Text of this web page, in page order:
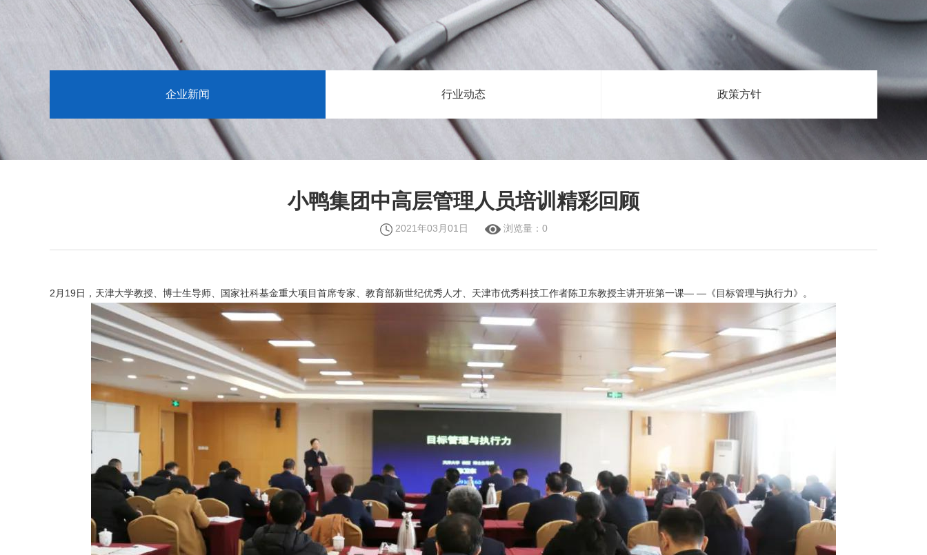
企业新闻 行业动态 政策方针
小鸭集团中高层管理人员培训精彩回顾
2021年03月01日 浏览量： 0
2月19日，天津大学教授、博士生导师、国家社科基金重大项目首席专家、教育部新世纪优秀人才、天津市优秀科技工作者陈卫东教授主讲开班第一课— —《目标管理与执行力》。